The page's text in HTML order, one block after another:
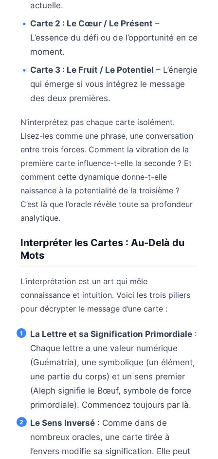
actuelle.
Carte 2 : Le Cœur / Le Présent –
L’essence du défi ou de l’opportunité en ce
moment.
Carte 3 : Le Fruit / Le Potentiel – L’énergie
qui émerge si vous intégrez le message
des deux premières.
N’interprétez pas chaque carte isolément.
Lisez-les comme une phrase, une conversation
entre trois forces. Comment la vibration de la
première carte influence-t-elle la seconde ? Et
comment cette dynamique donne-t-elle
naissance à la potentialité de la troisième ?
C’est là que l’oracle révèle toute sa profondeur
analytique.
Interpréter les Cartes : Au-Delà du
Mots
L’interprétation est un art qui mêle
connaissance et intuition. Voici les trois piliers
pour décrypter le message d’une carte :
La Lettre et sa Signification Primordiale :
Chaque lettre a une valeur numérique
(Guématria), une symbolique (un élément,
une partie du corps) et un sens premier
(Aleph signifie le Bœuf, symbole de force
primordiale). Commencez toujours par là.
Le Sens Inversé : Comme dans de
nombreux oracles, une carte tirée à
l’envers modifie sa signification. Elle peut